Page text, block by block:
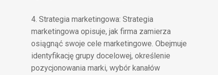
4. Strategia marketingowa: Strategia
marketingowa opisuje, jak firma zamierza
osiągnąć swoje cele marketingowe. Obejmuje
identyfikację grupy docelowej, określenie
pozycjonowania marki, wybór kanałów